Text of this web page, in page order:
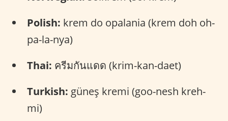
Polish: krem do opalania (krem doh oh-
pa-la-nya)
Thai: ครีมกันแดด (krim-kan-daet)
Turkish: güneş kremi (goo-nesh kreh-
mi)